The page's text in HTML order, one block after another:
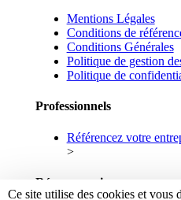
Mentions Légales
Conditions de
Conditions Générales
Politique de gestion
Politique de
Professionnels
Référencez votre
>
Réseaux sociaux
Ce site utilise des cookies et vous